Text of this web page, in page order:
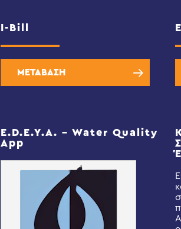
I-Bill
ΜΕΤΑΒΑΣΗ
E.D.E.Y.A. – Water Quality
App